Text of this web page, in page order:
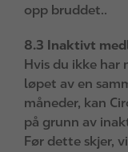
opp bruddet..
8.3 Inaktivt
Hvis du ikke
løpet av en
måneder, kan
på grunn av
Før dette skjer,